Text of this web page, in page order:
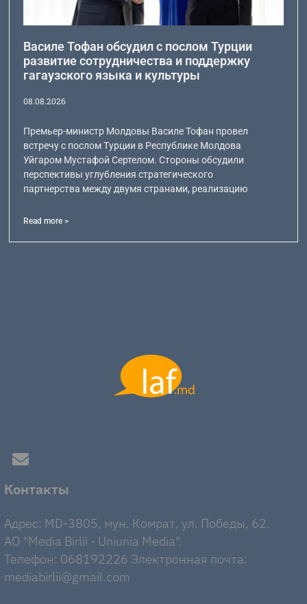
Василе Тофан обсудил с послом Турции
развитие сотрудничества и поддержку
гагаузского языка и культуры
08.08.2026
Премьер-министр Молдовы Василе Тофан провел
встречу с послом Турции в Республике Молдова
Уйгаром Мустафой Сертелом. Стороны обсудили
перспективы углубления стратегического
партнерства между двумя странами, реализацию
Read more >
Контакты
Адрес: MD-3805, мун. Комрат, ул. Победы, 62.
AO "Media Birlii - Uniunia Media".
Телефон: 068192226 Электронная почта:
mediabirlii@gmail.com